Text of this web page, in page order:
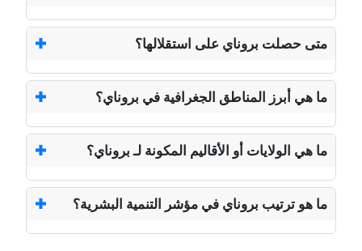
متى حصلت بروناي على استقلالها؟
ما هي أبرز المناطق الجغرافية في بروناي؟
ما هي الولايات أو الأقاليم المكونة لـ بروناي؟
ما هو ترتيب بروناي في مؤشر التنمية البشرية؟